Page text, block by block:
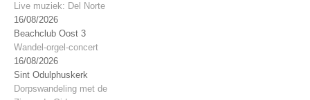
Live muziek: Del Norte
16/08/2026
Beachclub Oost 3
Wandel-orgel-concert
16/08/2026
Sint Odulphuskerk
Dorpswandeling met de